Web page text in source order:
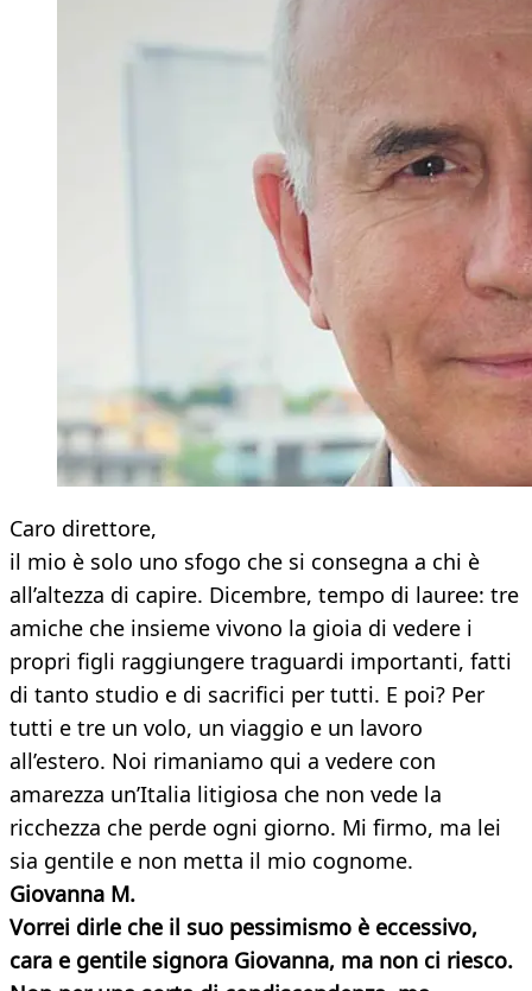
Caro direttore,
il mio è solo uno sfogo che si consegna a chi è
all’altezza di capire. Dicembre, tempo di lauree: tre
amiche che insieme vivono la gioia di vedere i
propri figli raggiungere traguardi importanti, fatti
di tanto studio e di sacrifici per tutti. E poi? Per
tutti e tre un volo, un viaggio e un lavoro
all’estero. Noi rimaniamo qui a vedere con
amarezza un’Italia litigiosa che non vede la
ricchezza che perde ogni giorno. Mi firmo, ma lei
sia gentile e non metta il mio cognome.
Giovanna M.
Vorrei dirle che il suo pessimismo è eccessivo,
cara e gentile signora Giovanna, ma non ci riesco.